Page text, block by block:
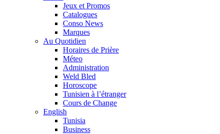
Jeux et Promos
Catalogues
Conso News
Marques
Au Quotidien
Horaires de Prière
Méteo
Administration
Weld Bled
Horoscope
Tunisien à l’étranger
Cours de Change
English
Tunisia
Business